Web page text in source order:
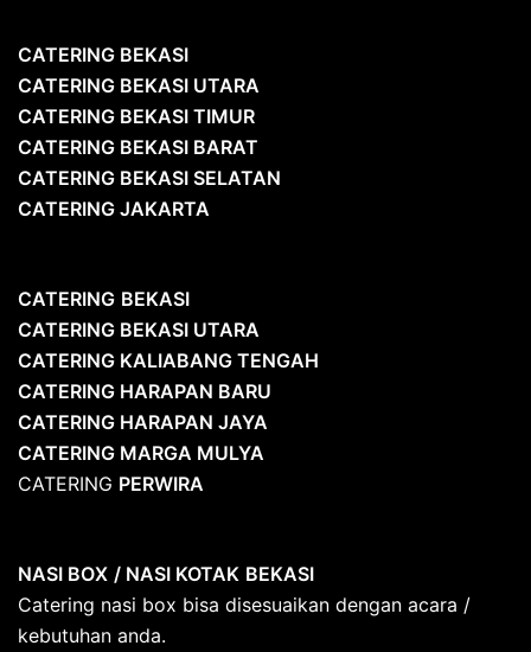
CATERING BEKASI
CATERING BEKASI UTARA
CATERING BEKASI TIMUR
CATERING BEKASI BARAT
CATERING BEKASI SELATAN
CATERING JAKARTA
CATERING BEKASI
CATERING BEKASI UTARA
CATERING KALIABANG TENGAH
CATERING HARAPAN BARU
CATERING HARAPAN JAYA
CATERING MARGA MULYA
CATERING PERWIRA
NASI BOX / NASI KOTAK BEKASI
Catering nasi box bisa disesuaikan dengan acara /
kebutuhan anda.